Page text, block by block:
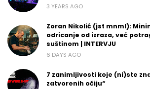
3 YEARS AGO
Zoran Nikolić (jst mnml):
odricanje od izraza, već
suštinom | INTERVJU
6 DAYS AGO
7 zanimljivosti koje (ni)ste
zatvorenih očiju“